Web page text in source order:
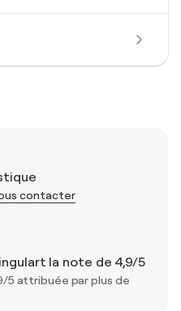
contacter
la note de 4,9/5
5 attribuée par plus de